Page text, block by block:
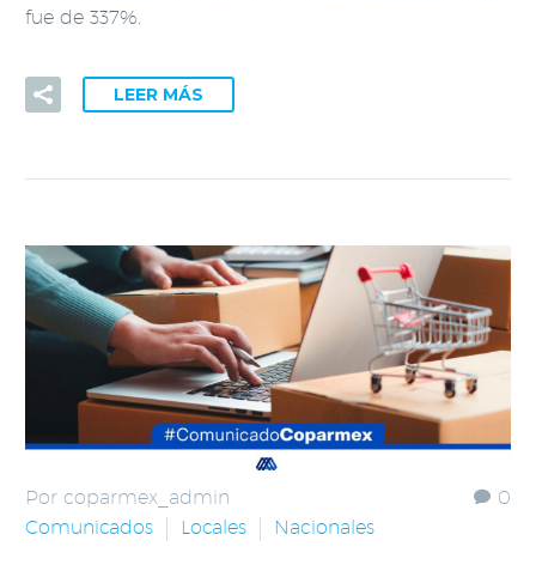
fue de 337%.
LEER MÁS
0
Por coparmex_admin
Comunicados
Locales Nacionales